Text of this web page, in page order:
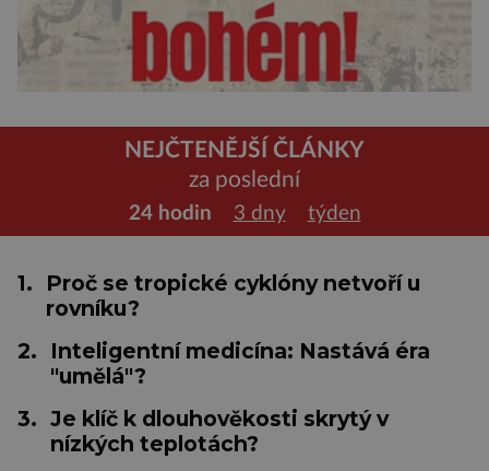
NEJČTENĚJŠÍ ČLÁNKY
za poslední
24 hodin 3 dny týden
1.
Proč se tropické cyklóny netvoří u
rovníku?
2.
Inteligentní medicína: Nastává éra
"umělá"?
3. Je klíč k dlouhověkosti skrytý v
nízkých teplotách?